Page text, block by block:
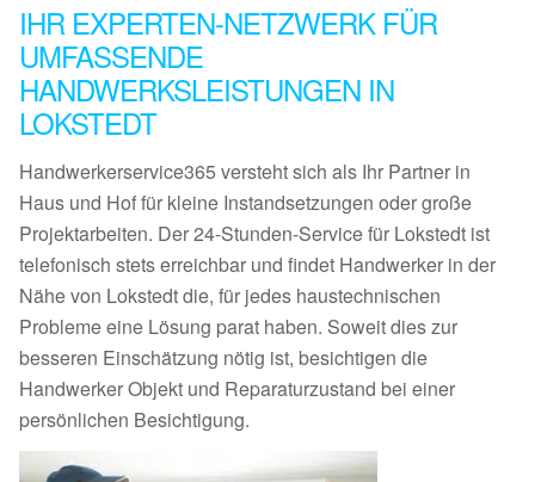
IHR EXPERTEN-NETZWERK FÜR
UMFASSENDE
HANDWERKSLEISTUNGEN IN
LOKSTEDT
Handwerkerservice365 versteht sich als Ihr Partner in
Haus und Hof für kleine Instandsetzungen oder große
Projektarbeiten. Der 24-Stunden-Service für Lokstedt ist
telefonisch stets erreichbar und findet Handwerker in der
Nähe von Lokstedt die, für jedes haustechnischen
Probleme eine Lösung parat haben. Soweit dies zur
besseren Einschätzung nötig ist, besichtigen die
Handwerker Objekt und Reparaturzustand bei einer
persönlichen Besichtigung.